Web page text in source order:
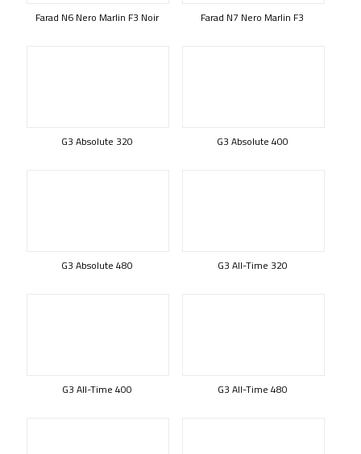
Farad N6 Nero Marlin F3 Noir Farad N7 Nero Marlin F3
G3 Absolute 320 G3 Absolute 400
G3 Absolute 480 G3 All-Time 320
G3 All-Time 400 G3 All-Time 480